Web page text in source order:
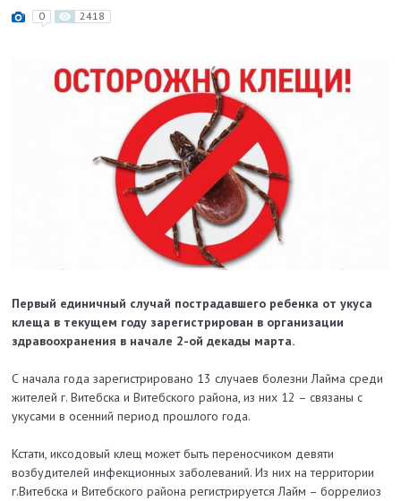
0 2418
Первый единичный случай пострадавшего ребенка от укуса
клеща в текущем году зарегистрирован в организации
здравоохранения в начале 2-ой декады марта.
С начала года зарегистрировано 13 случаев болезни Лайма среди
жителей г. Витебска и Витебского района, из них 12 – связаны с
укусами в осенний период прошлого года.
Кстати, иксодовый клещ может быть переносчиком девяти
возбудителей инфекционных заболеваний. Из них на территории
г.Витебска и Витебского района регистрируется Лайм – боррелиоз